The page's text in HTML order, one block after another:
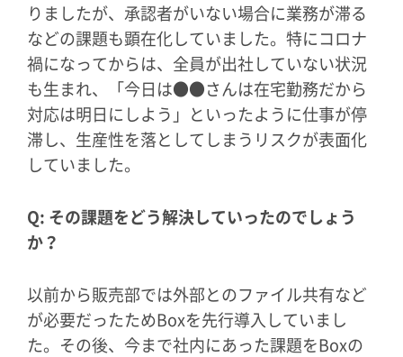
りましたが、承認者がいない場合に業務が滞る
などの課題も顕在化していました。特にコロナ
禍になってからは、全員が出社していない状況
も生まれ、「今日は●●さんは在宅勤務だから
対応は明日にしよう」といったように仕事が停
滞し、生産性を落としてしまうリスクが表面化
していました。
Q: その課題をどう解決していったのでしょう
か？
以前から販売部では外部とのファイル共有など
が必要だったためBoxを先行導入していまし
た。その後、今まで社内にあった課題をBoxの